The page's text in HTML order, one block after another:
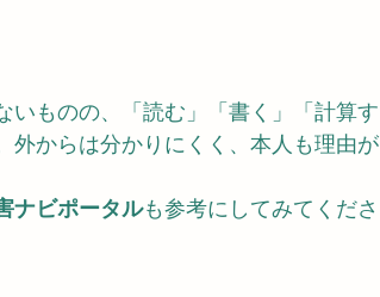
いものの、「読む」「書く」「計算す
外からは分かりにくく、本人も理由が
ナビポータルも参考にしてみてくださ